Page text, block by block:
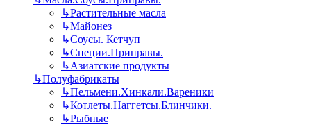
↳Растительные масла
↳Майонез
↳Соусы. Кетчуп
↳Специи.Приправы.
↳Азиатские продукты
↳Полуфабрикаты
↳Пельмени.Хинкали.Вареники
↳Котлеты.Наггетсы.Блинчики.
↳Рыбные